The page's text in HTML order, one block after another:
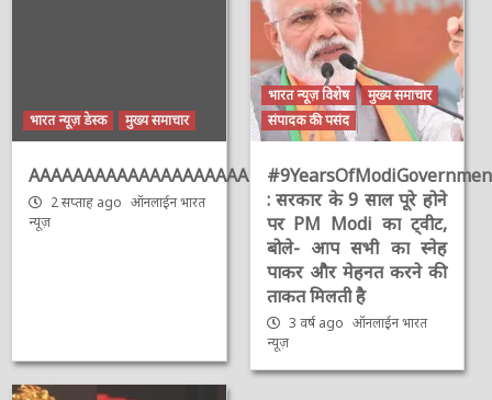
भारत न्यूज़ डेस्क मुख्य समाचार
AAAAAAAAAAAAAAAAAAAAAAAAAAAAAAAAA
2 सप्ताह ago ऑनलाईन भारत
न्यूज़
भारत न्यूज़ विशेष
मुख्य समाचार
संपादक की पसंद
: सरकार के 9 साल पूरे होने
पर PM Modi का ट्वीट,
बोले- आप सभी का स्नेह
पाकर और मेहनत करने की
ताकत मिलती है
3 वर्ष ago ऑनलाईन भारत
न्यूज़